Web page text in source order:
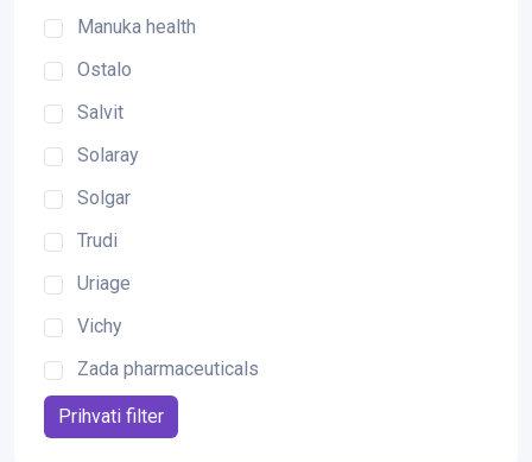
Manuka health
Ostalo
Salvit
Solaray
Solgar
Trudi
Uriage
Vichy
Zada pharmaceuticals
Prihvati filter